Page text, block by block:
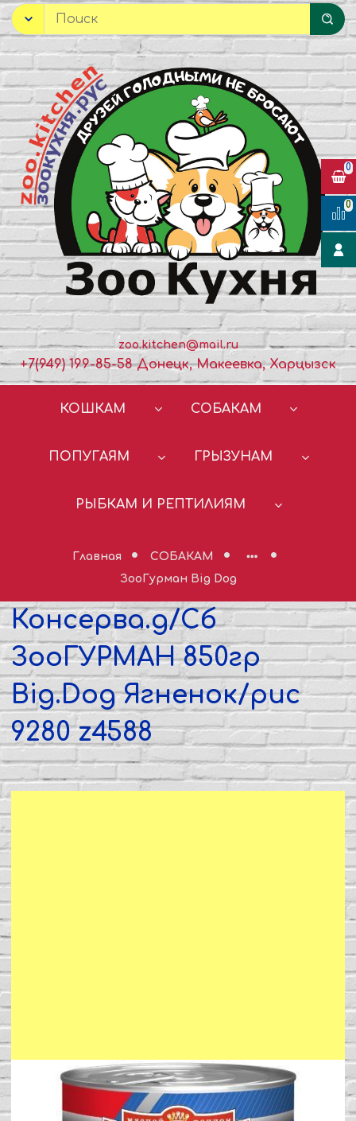
zoo.kitchen@mail.ru
+7(949) 199-85-58 Донецк, Макеевка, Харцызск
КОШКАМ СОБАКАМ
ПОПУГАЯМ ГРЫЗУНАМ
РЫБКАМ И РЕПТИЛИЯМ
Главная
СОБАКАМ
ЗооГурман Big Dog
Консерва.д/Сб
ЗооГУРМАН 850гр
Big.Dog Ягненок/рис
9280 z4588
0
0